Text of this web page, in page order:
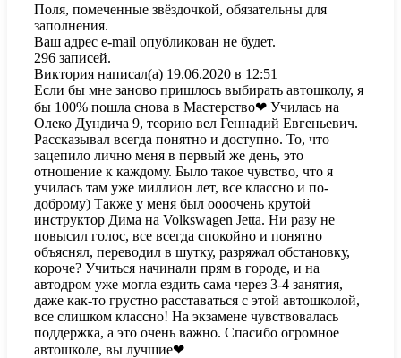
Поля, помеченные звёздочкой, обязательны для
заполнения.
Ваш адрес e-mail опубликован не будет.
296 записей.
Виктория написал(а) 19.06.2020 в 12:51
Если бы мне заново пришлось выбирать автошколу, я
бы 100% пошла снова в Мастерство❤ Училась на
Олеко Дундича 9, теорию вел Геннадий Евгеньевич.
Рассказывал всегда понятно и доступно. То, что
зацепило лично меня в первый же день, это
отношение к каждому. Было такое чувство, что я
училась там уже миллион лет, все классно и по-
доброму) Также у меня был оооочень крутой
инструктор Дима на Volkswagen Jetta. Ни разу не
повысил голос, все всегда спокойно и понятно
объяснял, переводил в шутку, разряжал обстановку,
короче? Учиться начинали прям в городе, и на
автодром уже могла ездить сама через 3-4 занятия,
даже как-то грустно расставаться с этой автошколой,
все слишком классно! На экзамене чувствовалась
поддержка, а это очень важно. Спасибо огромное
автошколе, вы лучшие❤